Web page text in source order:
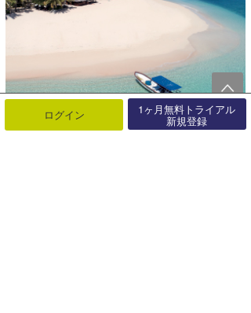
ログイン 1ヶ月無料トライアル
新規登録